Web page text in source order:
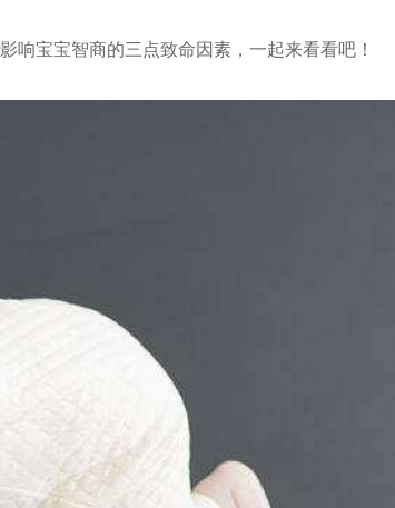
宝宝智商的三点致命因素，一起来看看吧！